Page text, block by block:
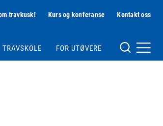
travkusk! Kurs og konferanse Kontakt oss
TRAVSKOLE FOR UTØVERE